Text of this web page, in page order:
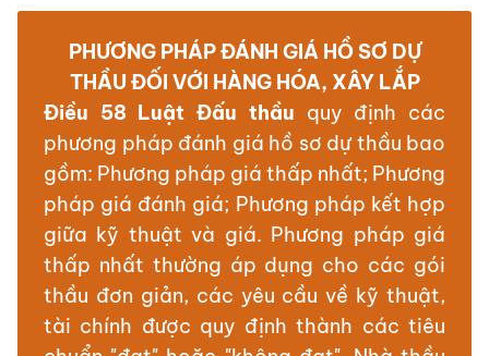
PHƯƠNG PHÁP ĐÁNH GIÁ HỒ SƠ DỰ
THẦU ĐỐI VỚI HÀNG HÓA, XÂY LẮP
Điều 58 Luật Đấu thầu quy định các
phương pháp đánh giá hồ sơ dự thầu bao
gồm: Phương pháp giá thấp nhất; Phương
pháp giá đánh giá; Phương pháp kết hợp
giữa kỹ thuật và giá. Phương pháp giá
thấp nhất thường áp dụng cho các gói
thầu đơn giản, các yêu cầu về kỹ thuật,
tài chính được quy định thành các tiêu